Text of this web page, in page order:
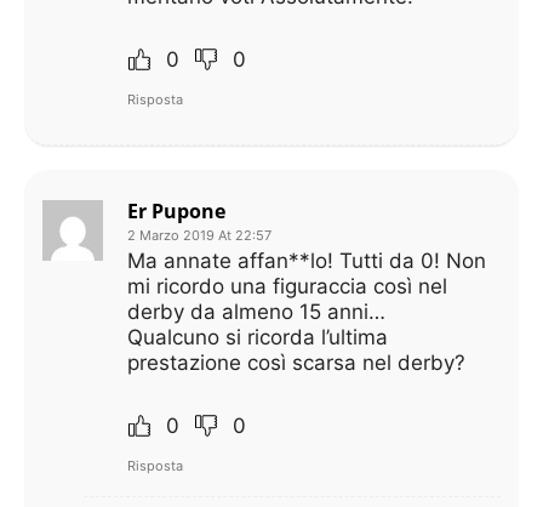
0 0
Risposta
Er Pupone
2 Marzo 2019 At 22:57
Ma annate affan**lo! Tutti da 0! Non
mi ricordo una figuraccia così nel
derby da almeno 15 anni…
Qualcuno si ricorda l’ultima
prestazione così scarsa nel derby?
0 0
Risposta